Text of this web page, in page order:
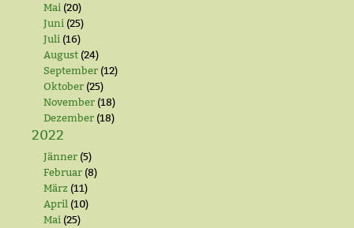
Mai (20)
Juni (25)
Juli (16)
August (24)
September (12)
Oktober (25)
November (18)
Dezember (18)
2022
Jänner (5)
Februar (8)
März (11)
April (10)
Mai (25)